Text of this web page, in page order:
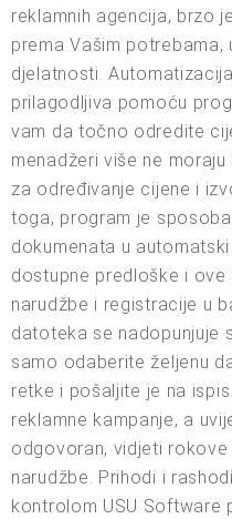
reklamnih agencija, brzo
prema Vašim
djelatnosti.
prilagodljiva pomoću
vam da točno odredite
menadžeri više ne
za određivanje cijene i
toga, program je
dokumenata u
dostupne predloške i ove
narudžbe i registracije u
datoteka se nadopunjuje
samo odaberite željenu
retke i pošaljite je na
reklamne kampanje, a
odgovoran, vidjeti
narudžbe. Prihodi i
kontrolom USU Software